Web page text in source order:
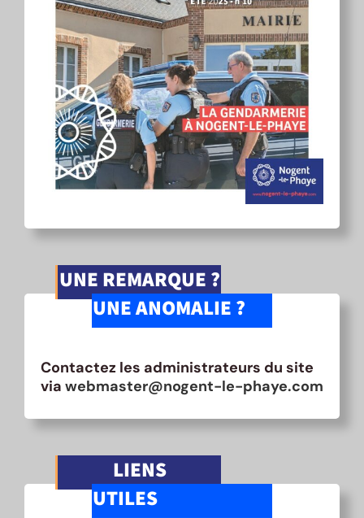
UNE REMARQUE ?
UNE ANOMALIE ?
Contactez les administrateurs du site
via webmaster@nogent-le-phaye.com
LIENS
UTILES